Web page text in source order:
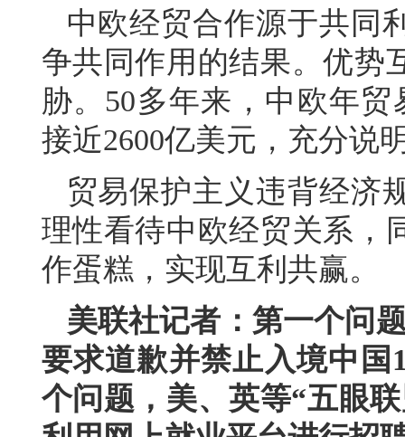
中欧经贸合作源于共同
争共同作用的结果。优势
胁。50多年来，中欧年
接近2600亿美元，充分说
贸易保护主义违背经济
理性看待中欧经贸关系，
作蛋糕，实现互利共赢。
美联社记者：第一个问
要求道歉并禁止入境中
个问题，美、英等“五眼